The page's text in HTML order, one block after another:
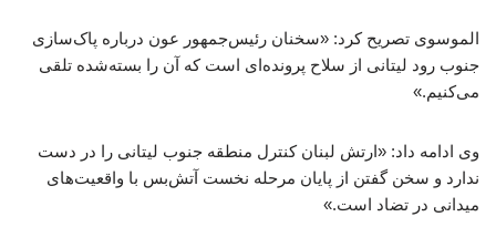
الموسوی تصریح کرد: «سخنان رئیس‌جمهور عون درباره پاک‌سازی
جنوب رود لیتانی از سلاح پرونده‌ای است که آن را بسته‌شده تلقی
می‌کنیم.»
وی ادامه داد: «ارتش لبنان کنترل منطقه جنوب لیتانی را در دست
ندارد و سخن گفتن از پایان مرحله نخست آتش‌بس با واقعیت‌های
میدانی در تضاد است.»